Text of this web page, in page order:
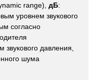
range), дБ:
уровнем звукового
согласно
давления,
шума